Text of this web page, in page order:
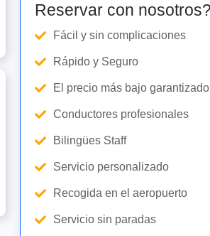
Reservar con nosotros?
Fácil y sin complicaciones
Rápido y Seguro
El precio más bajo garantizado
Conductores profesionales
Bilingües Staff
Servicio personalizado
Recogida en el aeropuerto
Servicio sin paradas